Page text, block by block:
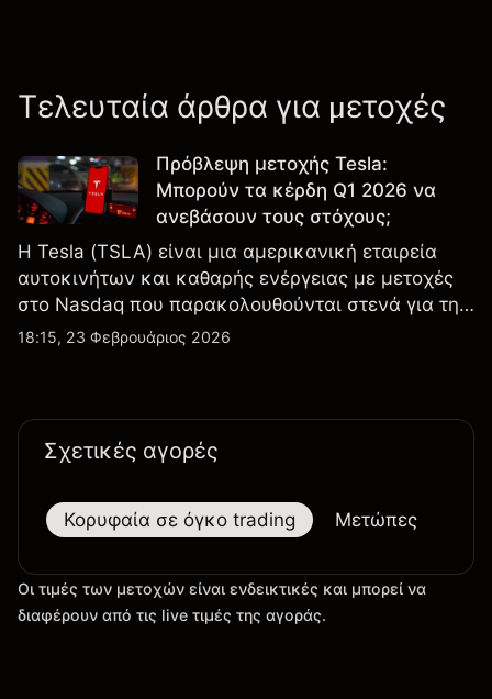
Τελευταία άρθρα για μετοχές
Πρόβλεψη μετοχής Tesla:
Μπορούν τα κέρδη Q1 2026 να
ανεβάσουν τους στόχους;
Η Tesla (TSLA) είναι μια αμερικανική εταιρεία
αυτοκινήτων και καθαρής ενέργειας με μετοχές
στο Nasdaq που παρακολουθούνται στενά για την
απόδοση κερδών, τα δεδομένα παραδόσεων και
18:15, 23 Φεβρουάριος 2026
Σχετικές αγορές
Κορυφαία σε όγκο trading Μετώπες
Οι τιμές των μετοχών είναι ενδεικτικές και μπορεί να
διαφέρουν από τις live τιμές της αγοράς.